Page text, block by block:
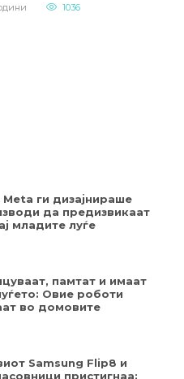
1036
ги дизајнираше
да предизвикаат
младите луѓе
памтат и имаат
Овие роботи
во домовите
Samsung Flip8 и
пристигнаа: